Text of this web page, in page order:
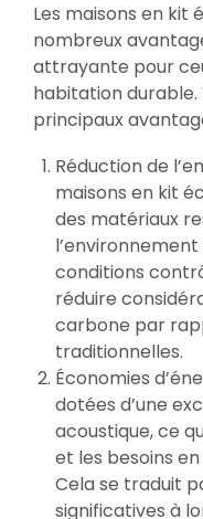
Les maisons en kit
nombreux
attrayante pour
habitation durable.
principaux
Réduction de
maisons en kit
des matériaux
conditions
réduire
carbone par
traditionnelles.
Économies
dotées d’une
acoustique, ce
et les besoins
Cela se traduit
significatives à